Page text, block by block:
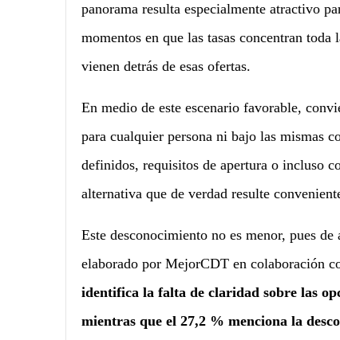
panorama resulta especialmente atractivo
momentos en que las tasas concentran
vienen detrás de esas ofertas.
En medio de este escenario favorable,
para cualquier persona ni bajo las mismas
definidos, requisitos de apertura o incluso
alternativa que de verdad resulte
Este desconocimiento no es menor, pues
elaborado por MejorCDT en colaboración
identifica la falta de claridad sobre las
mientras que el 27,2 % menciona la